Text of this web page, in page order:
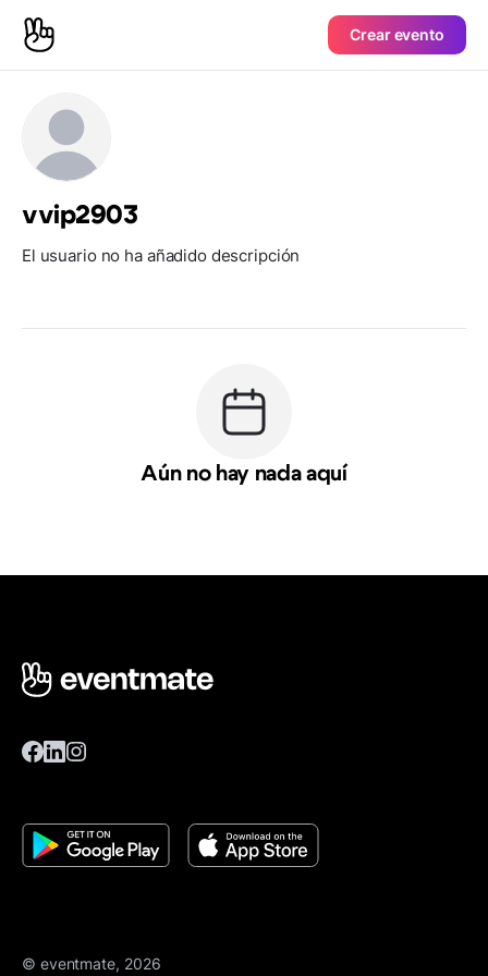
Crear evento
vvip2903
El usuario no ha añadido descripción
Aún no hay nada aquí
© eventmate, 2026